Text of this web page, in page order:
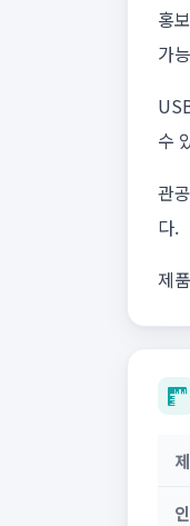
홍
가
수
관
다.
제